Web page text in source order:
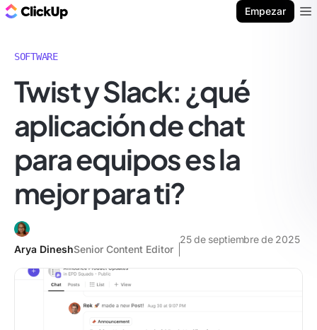
Empezar
SOFTWARE
Twist y Slack: ¿qué
aplicación de chat
para equipos es la
mejor para ti?
Arya DineshSenior Content Editor
25 de septiembre de 2025